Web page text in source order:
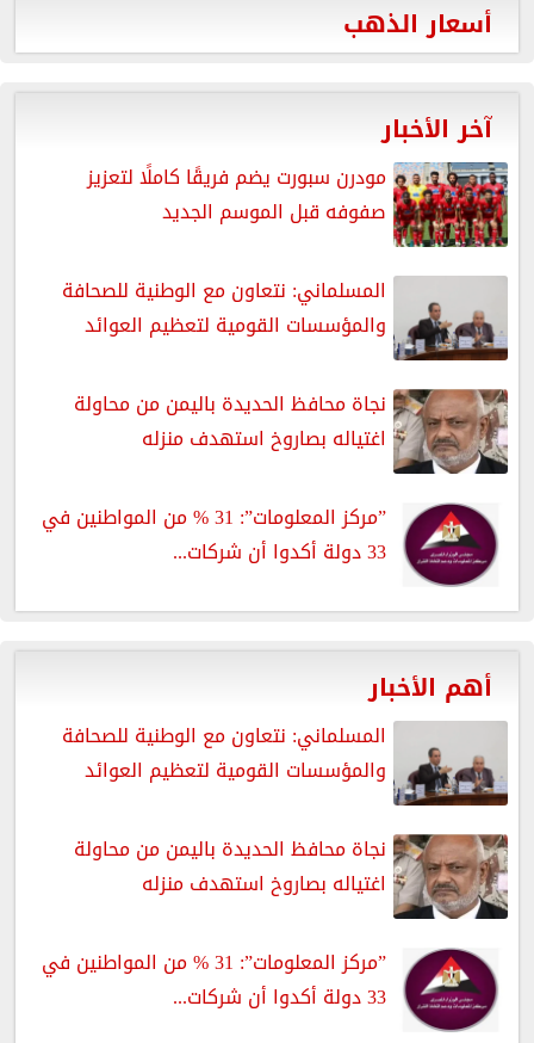
أسعار الذهب
آخر الأخبار
مودرن سبورت يضم فريقًا كاملًا لتعزيز
صفوفه قبل الموسم الجديد
المسلماني: نتعاون مع الوطنية للصحافة
والمؤسسات القومية لتعظيم العوائد
نجاة محافظ الحديدة باليمن من محاولة
اغتياله بصاروخ استهدف منزله
”مركز المعلومات”: 31 % من المواطنين في
33 دولة أكدوا أن شركات...
أهم الأخبار
المسلماني: نتعاون مع الوطنية للصحافة
والمؤسسات القومية لتعظيم العوائد
نجاة محافظ الحديدة باليمن من محاولة
اغتياله بصاروخ استهدف منزله
”مركز المعلومات”: 31 % من المواطنين في
33 دولة أكدوا أن شركات...